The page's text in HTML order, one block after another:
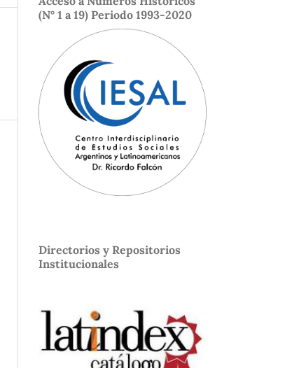
(N° 1 a 19) Periodo 1993-2020
Directorios y Repositorios
Institucionales